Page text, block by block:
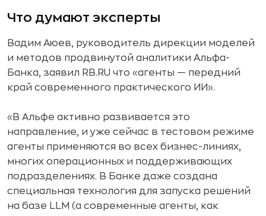
Что думают эксперты
Вадим Аюев, руководитель дирекции моделей
и методов продвинутой аналитики Альфа-
Банка, заявил RB.RU что «агенты — передний
край современного практического ИИ».
«В Альфе активно развивается это
направление, и уже сейчас в тестовом режиме
агенты применяются во всех бизнес-линиях,
многих операционных и поддерживающих
подразделениях. В Банке даже создана
специальная технология для запуска решений
на базе LLM (а современные агенты, как